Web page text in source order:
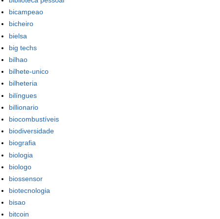
bicampeao
bicheiro
bielsa
big techs
bilhao
bilhete-unico
bilheteria
bilíngues
billionario
biocombustíveis
biodiversidade
biografia
biologia
biologo
biossensor
biotecnologia
bisao
bitcoin